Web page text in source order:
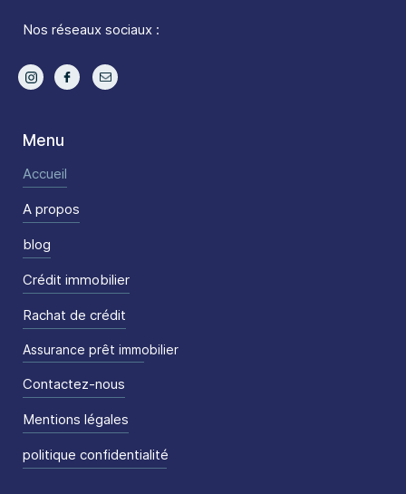
Nos réseaux sociaux :
Menu
Accueil
A propos
blog
Crédit immobilier
Rachat de crédit
Assurance prêt immobilier
Contactez-nous
Mentions légales
politique confidentialité